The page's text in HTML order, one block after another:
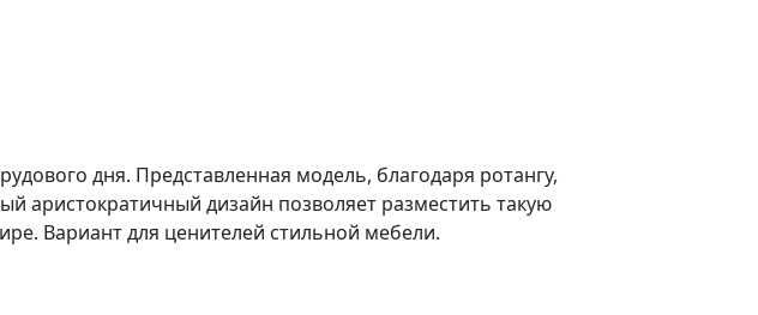
дня. Представленная модель, благодаря ротангу,
дизайн позволяет разместить такую
Вариант для ценителей стильной мебели.